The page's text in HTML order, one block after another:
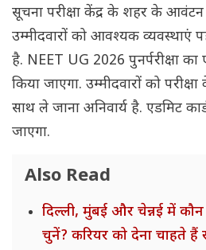
सूचना परीक्षा केंद्र के शहर के
उम्मीदवारों को आवश्यक व्यवस्थाएं
है. NEET UG 2026 पुनर्परीक्षा का
किया जाएगा. उम्मीदवारों को
साथ ले जाना अनिवार्य है. एडमिट
जाएगा.
Also Read
दिल्ली, मुंबई और चेन्नई में
चुनें? करियर को देना चाहते हैं